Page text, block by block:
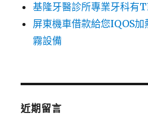
基隆牙醫診所專業牙科有
屏東機車借款給您IQOS
霧設備
近期留言